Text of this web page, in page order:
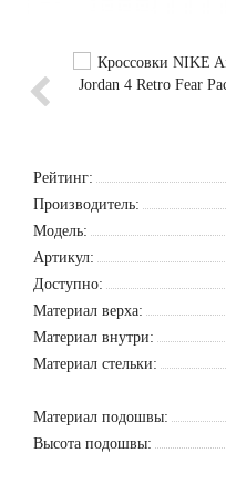
Рейтинг:
Производитель:
Модель:
Артикул:
Доступно:
Материал верха:
Материал внутри:
Материал стельки:
Материал подошвы:
Высота подошвы: